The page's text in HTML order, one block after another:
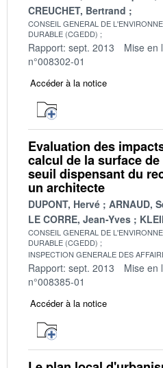
CREUCHET, Bertrand
CONSEIL GENERAL DE
DURABLE (CGEDD)
Rapport: sept. 2013 Mise en
n°008302-01
Accéder à la notice
Evaluation des
calcul de la surface
seuil dispensant du
un architecte
DUPONT, Hervé
ARNAUD,
LE CORRE, Jean-Yves
CONSEIL GENERAL DE
DURABLE (CGEDD)
INSPECTION GENERALE DES
Rapport: sept. 2013 Mise en
n°008385-01
Accéder à la notice